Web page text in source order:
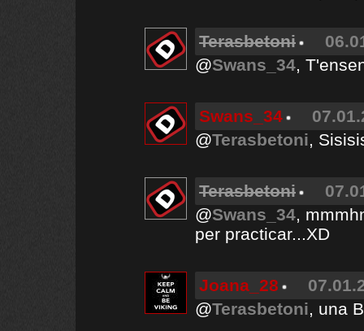
Terasbetoni
@Swans_34,
Swans_34
@Terasbetoni,
Terasbetoni
@Swans_34,
per practicar...XD
Joana_28
@Terasbetoni, una